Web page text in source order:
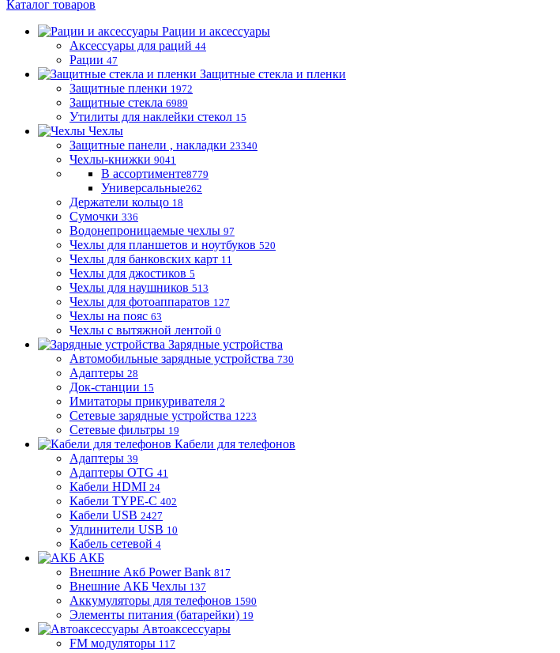
Каталог товаров
Рации и аксессуары
Аксессуары для раций 44
Рации 47
Защитные стекла и пленки
Защитные пленки 1972
Защитные стекла 6989
Утилиты для наклейки стекол 15
Чехлы
Защитные панели , накладки 23340
Чехлы-книжки 9041
В ассортименте8779
Универсальные262
Держатели кольцо 18
Сумочки 336
Водонепроницаемые чехлы 97
Чехлы для планшетов и ноутбуков 520
Чехлы для банковских карт 11
Чехлы для джостиков 5
Чехлы для наушников 513
Чехлы для фотоаппаратов 127
Чехлы на пояс 63
Чехлы с вытяжной лентой 0
Зарядные устройства
Автомобильные зарядные устройства 730
Адаптеры 28
Док-станции 15
Имитаторы прикуривателя 2
Сетевые зарядные устройства 1223
Сетевые фильтры 19
Кабели для телефонов
Адаптеры 39
Адаптеры OTG 41
Кабели HDMI 24
Кабели TYPE-C 402
Кабели USB 2427
Удлинители USB 10
Кабель сетевой 4
АКБ
Внешние Акб Power Bank 817
Внешние АКБ Чехлы 137
Аккумуляторы для телефонов 1590
Элементы питания (батарейки) 19
Автоаксессуары
FM модуляторы 117